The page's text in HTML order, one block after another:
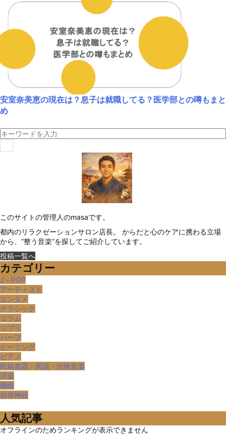
安室奈美恵の現在は？息子は就職してる？医学部との噂もまと
め
このサイトの管理人のmasaです。
都内のリラクゼーションサロン店長。 からだと心のケアに携わる立場
から、“整う音楽”を探してご紹介しています。
投稿一覧へ
カテゴリー
J－POP
アーティスト
エンタメ
クラシック
コラム
ジブリ
ハープ
ヒーリング
ピアノ
民族楽器・民謡・伝統音楽
洋楽
睡眠
自律神経
人気記事
オフラインのためランキングが表示できません